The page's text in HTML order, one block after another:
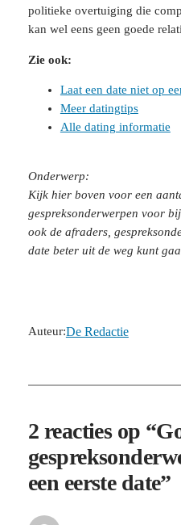
politieke overtuiging die
kan wel eens geen goede
Zie ook:
Laat een date niet op
Meer datingtips
Alle dating informatie
Onderwerp:
Kijk hier boven voor een
gespreksonderwerpen voor
ook de afraders,
date beter uit de weg kunt
Auteur:De Redactie
2 reacties op
een eerste date”